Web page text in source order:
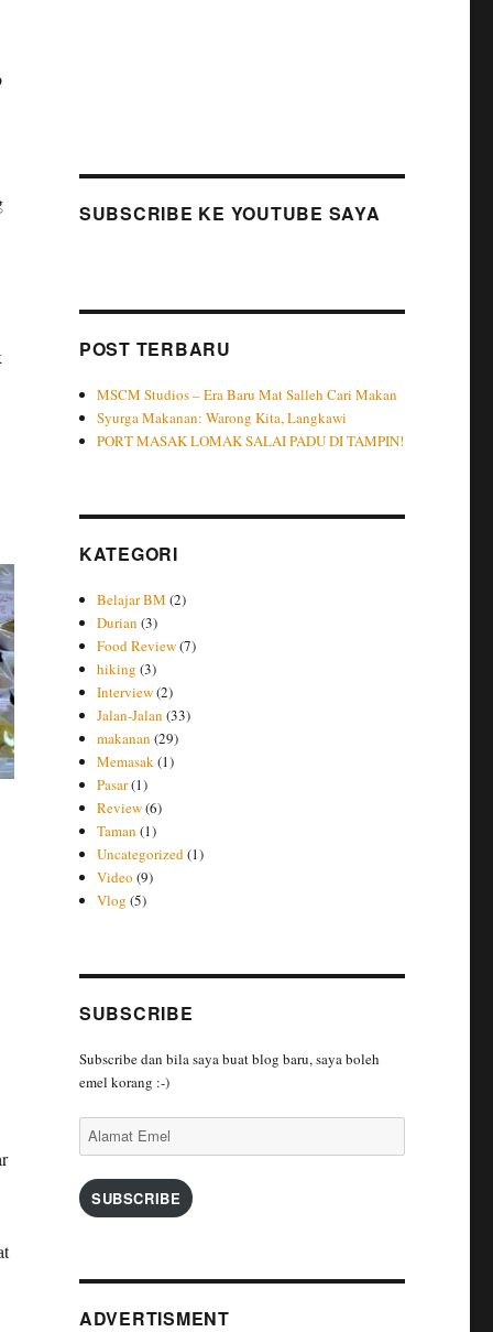
SUBSCRIBE KE YOUTUBE SAYA
POST TERBARU
MSCM Studios – Era Baru Mat Salleh Cari Makan
Syurga Makanan: Warong Kita, Langkawi
PORT MASAK LOMAK SALAI PADU DI TAMPIN!
KATEGORI
Belajar BM (2)
Durian (3)
Food Review(7)
hiking (3)
Interview(2)
Jalan-Jalan (33)
makanan (29)
Memasak(1)
Pasar(1)
Review(6)
Taman (1)
Uncategorized(1)
Video (9)
Vlog (5)
SUBSCRIBE
Subscribe dan bila saya buat blog baru, saya boleh
emel korang :-)
Alamat
Emel
SUBSCRIBE
ADVERTISMENT